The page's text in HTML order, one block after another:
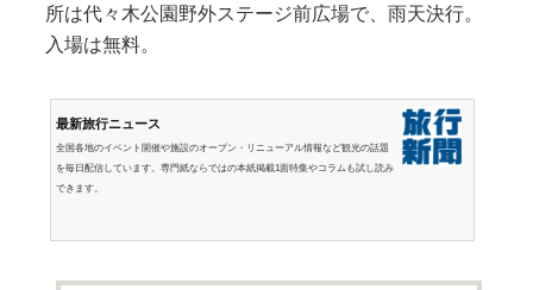
所は代々木公園野外ステージ前広場で、雨天決行。
入場は無料。
最新旅行ニュース
全国各地のイベント開催や施設のオープン・リニューアル情報など観光の話題
を毎日配信しています。専門紙ならではの本紙掲載1面特集やコラムも試し読み
できます。